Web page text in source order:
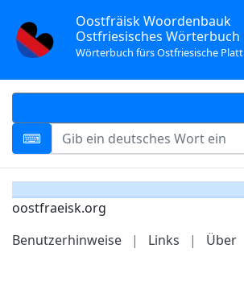
Oostfräisk Woordenbauk
Ostfriesisches Wörterbuch
Wörterbuch fürs Ostfriesische Platt
oostfraeisk.org
Benutzerhinweise
| Links | Über